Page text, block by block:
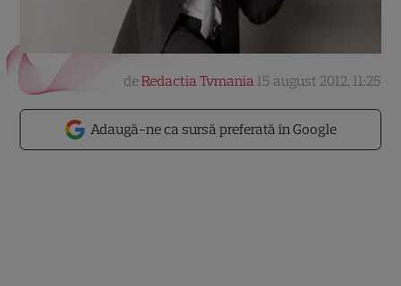
Adaugă-ne ca sursă preferată în Google
deRedactia Tvmania 15 august 2012, 11:25